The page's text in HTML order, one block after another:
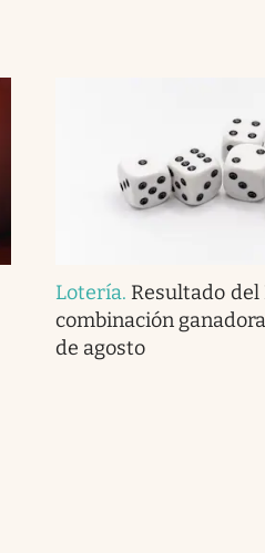
Lotería. Resultado del
combinación
de agosto